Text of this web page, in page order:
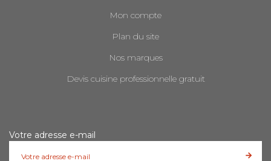
Mon compte
Plan du site
Nos marques
Devis cuisine professionnelle gratuit
Votre adresse e-mail